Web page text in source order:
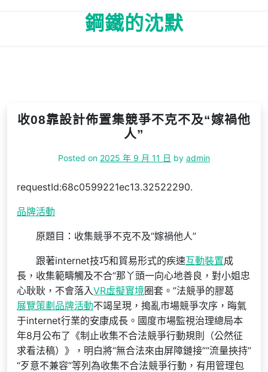
鋼鐵的沈默
收08靠設計佈置集競爭不克不及“嫁禍他
人”
Posted on 2025 年 9 月 11 日 by admin
requestId:68c0599221ec13.32522290.
品牌活動
原題目：收集競爭不克不及“嫁禍他人”
跟著internet技巧和貿易形式的疾速互動裝置成
長，收集範疇觸及不合“那丫頭一向心地善良，對小姐忠
心耿耿，不會落入VR虛擬實境圈套。”法競爭的膠葛
展覽策劃 品牌活動不竭呈現，搗亂市場競爭次序，晦氣
于internet行業的安康成長。國度市場監視治理總局本
年8月公布了《制止收集不合法競爭行動規則（公然征
求看法稿）》，明白將“無合法來由屏障鏈接”“流量挾持”
“歹意不兼容”等列為收集不合法競爭行動，有用管理包